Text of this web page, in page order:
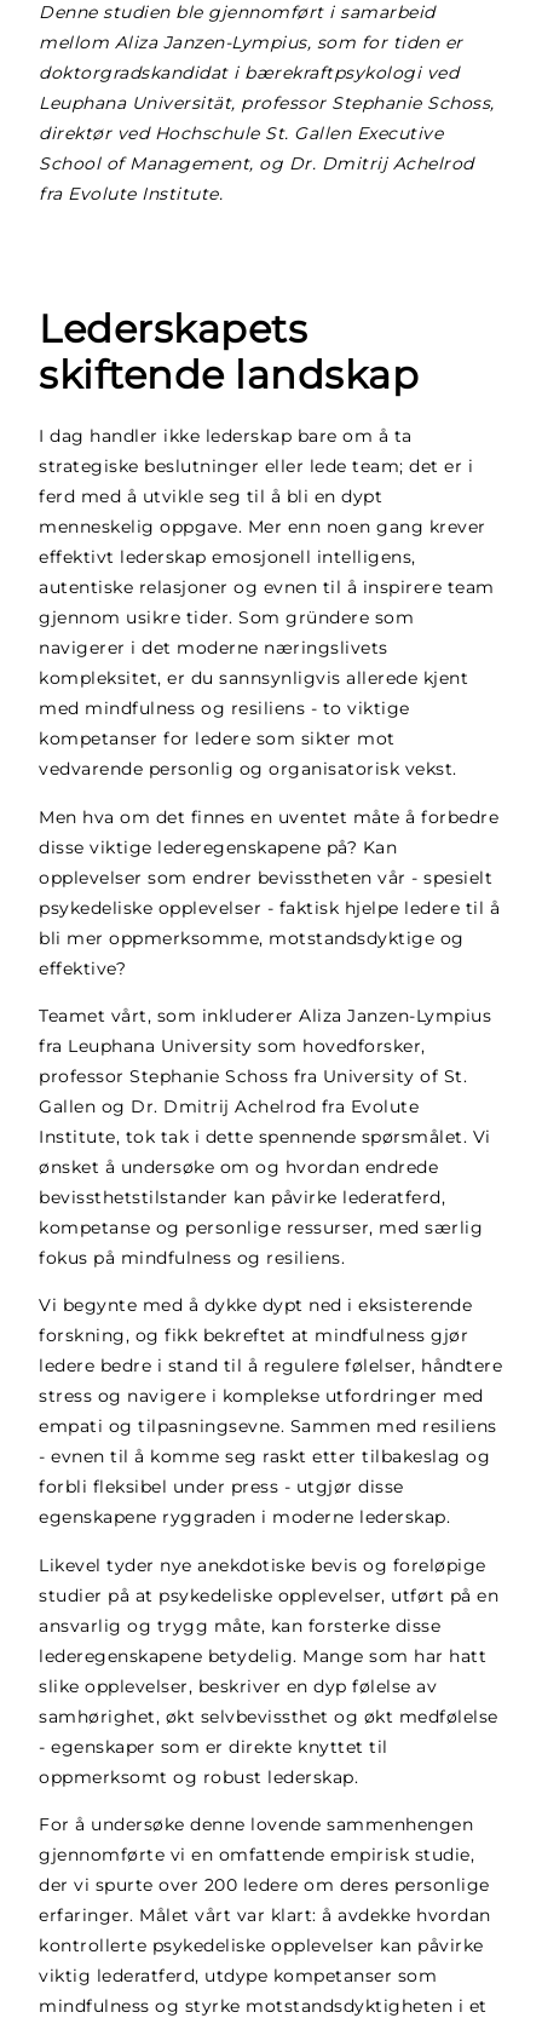
Denne studien ble gjennomført i samarbeid
mellom Aliza Janzen-Lympius, som for tiden er
doktorgradskandidat i bærekraftpsykologi ved
Leuphana Universität, professor Stephanie Schoss,
direktør ved Hochschule St. Gallen Executive
School of Management, og Dr. Dmitrij Achelrod
fra Evolute Institute.
Lederskapets
skiftende landskap
I dag handler ikke lederskap bare om å ta
strategiske beslutninger eller lede team; det er i
ferd med å utvikle seg til å bli en dypt
menneskelig oppgave. Mer enn noen gang krever
effektivt lederskap emosjonell intelligens,
autentiske relasjoner og evnen til å inspirere team
gjennom usikre tider. Som gründere som
navigerer i det moderne næringslivets
kompleksitet, er du sannsynligvis allerede kjent
med mindfulness og resiliens - to viktige
kompetanser for ledere som sikter mot
vedvarende personlig og organisatorisk vekst.
Men hva om det finnes en uventet måte å forbedre
disse viktige lederegenskapene på? Kan
opplevelser som endrer bevisstheten vår - spesielt
psykedeliske opplevelser - faktisk hjelpe ledere til å
bli mer oppmerksomme, motstandsdyktige og
effektive?
Teamet vårt, som inkluderer Aliza Janzen-Lympius
fra Leuphana University som hovedforsker,
professor Stephanie Schoss fra University of St.
Gallen og Dr. Dmitrij Achelrod fra Evolute
Institute, tok tak i dette spennende spørsmålet. Vi
ønsket å undersøke om og hvordan endrede
bevissthetstilstander kan påvirke lederatferd,
kompetanse og personlige ressurser, med særlig
fokus på mindfulness og resiliens.
Vi begynte med å dykke dypt ned i eksisterende
forskning, og fikk bekreftet at mindfulness gjør
ledere bedre i stand til å regulere følelser, håndtere
stress og navigere i komplekse utfordringer med
empati og tilpasningsevne. Sammen med resiliens
- evnen til å komme seg raskt etter tilbakeslag og
forbli fleksibel under press - utgjør disse
egenskapene ryggraden i moderne lederskap.
Likevel tyder nye anekdotiske bevis og foreløpige
studier på at psykedeliske opplevelser, utført på en
ansvarlig og trygg måte, kan forsterke disse
lederegenskapene betydelig. Mange som har hatt
slike opplevelser, beskriver en dyp følelse av
samhørighet, økt selvbevissthet og økt medfølelse
- egenskaper som er direkte knyttet til
oppmerksomt og robust lederskap.
For å undersøke denne lovende sammenhengen
gjennomførte vi en omfattende empirisk studie,
der vi spurte over 200 ledere om deres personlige
erfaringer. Målet vårt var klart: å avdekke hvordan
kontrollerte psykedeliske opplevelser kan påvirke
viktig lederatferd, utdype kompetanser som
mindfulness og styrke motstandsdyktigheten i et